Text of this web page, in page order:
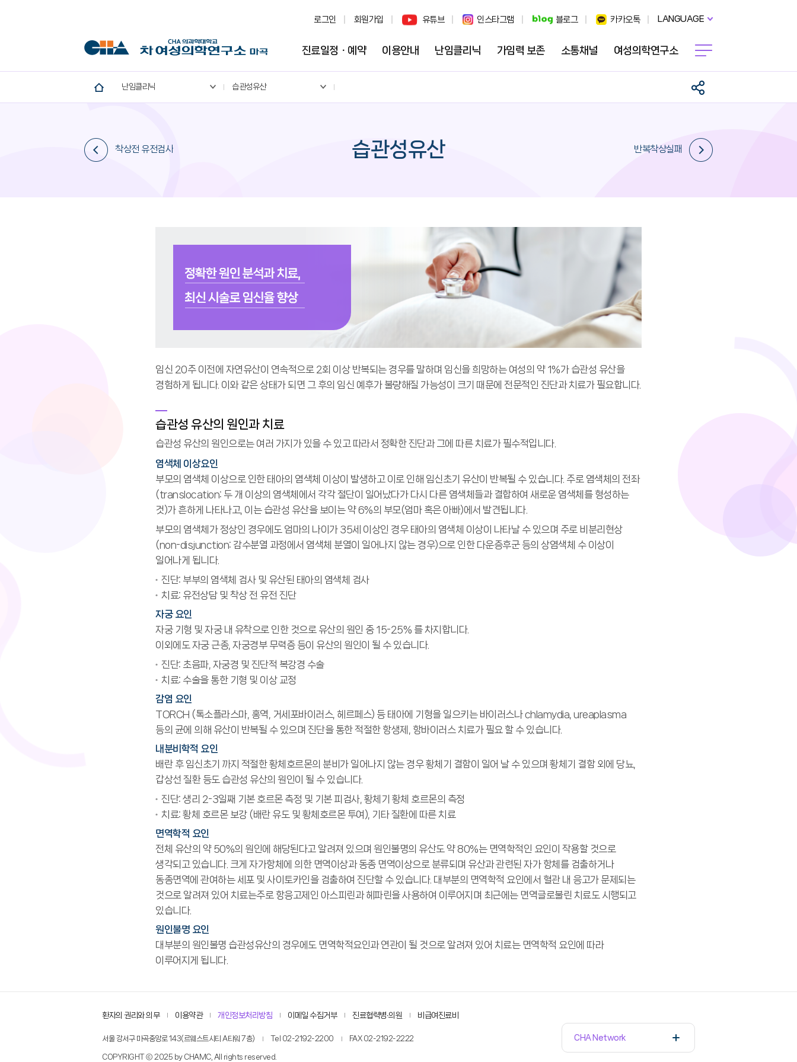
로그인 회원가입 유튜브 인스타그램 블로그 카카오톡 LANGUAGE
진료일정ㆍ예약 이용안내 난임클리닉 가임력 보존 소통채널 여성의학연구소
난임클리닉 습관성유산
착상전 유전검사 습관성유산 반복착상실패
임신 20주 이전에 자연유산이 연속적으로 2회 이상 반복되는 경우를 말하며 임신을 희망하는 여성의 약 1%가 습관성 유산을
경험하게 됩니다. 이와 같은 상태가 되면 그 후의 임신 예후가 불량해질 가능성이 크기 때문에 전문적인 진단과 치료가 필요합니다.
습관성 유산의 원인과 치료
습관성 유산의 원인으로는 여러 가지가 있을 수 있고 따라서 정확한 진단과 그에 따른 치료가 필수적입니다.
염색체 이상요인
부모의 염색체 이상으로 인한 태아의 염색체 이상이 발생하고 이로 인해 임신초기 유산이 반복될 수 있습니다. 주로 염색체의 전좌
(translocation: 두 개 이상의 염색체에서 각각 절단이 일어났다가 다시 다른 염색체들과 결합하여 새로운 염색체를 형성하는
것)가 흔하게 나타나고, 이는 습관성 유산을 보이는 약 6%의 부모(엄마 혹은 아빠)에서 발견됩니다.
부모의 염색체가 정상인 경우에도 엄마의 나이가 35세 이상인 경우 태아의 염색체 이상이 나타날 수 있으며 주로 비분리현상
(non-disjunction: 감수분열 과정에서 염색체 분열이 일어나지 않는 경우)으로 인한 다운증후군 등의 상염색체 수 이상이
일어나게 됩니다.
진단: 부부의 염색체 검사 및 유산된 태아의 염색체 검사
치료: 유전상담 및 착상 전 유전 진단
자궁 요인
자궁 기형 및 자궁 내 유착으로 인한 것으로 유산의 원인 중 15-25% 를 차지합니다.
이외에도 자궁 근종, 자궁경부 무력증 등이 유산의 원인이 될 수 있습니다.
진단: 초음파, 자궁경 및 진단적 복강경 수술
치료: 수술을 통한 기형 및 이상 교정
감염 요인
TORCH (톡소플라스마, 홍역, 거세포바이러스, 헤르페스) 등 태아에 기형을 일으키는 바이러스나 chlamydia, ureaplasma
등의 균에 의해 유산이 반복될 수 있으며 진단을 통한 적절한 항생제, 항바이러스 치료가 필요 할 수 있습니다.
내분비학적 요인
배란 후 임신초기 까지 적절한 황체호르몬의 분비가 일어나지 않는 경우 황체기 결함이 일어 날 수 있으며 황체기 결함 외에 당뇨,
갑상선 질환 등도 습관성 유산의 원인이 될 수 있습니다.
진단: 생리 2-3일째 기본 호르몬 측정 및 기본 피검사, 황체기 황체 호르몬의 측정
치료: 황체 호르몬 보강 (배란 유도 및 황체호르몬 투여), 기타 질환에 따른 치료
면역학적 요인
전체 유산의 약 50%의 원인에 해당된다고 알려져 있으며 원인불명의 유산도 약 80%는 면역학적인 요인이 작용할 것으로
생각되고 있습니다. 크게 자가항체에 의한 면역이상과 동종 면역이상으로 분류되며 유산과 관련된 자가 항체를 검출하거나
동종면역에 관여하는 세포 및 사이토카인을 검출하여 진단할 수 있습니다. 대부분의 면역학적 요인에서 혈관 내 응고가 문제되는
것으로 알려져 있어 치료는주로 항응고제인 아스피린과 헤파린을 사용하여 이루어지며 최근에는 면역글로불린 치료도 시행되고
있습니다.
원인불명 요인
대부분의 원인불명 습관성유산의 경우에도 면역학적요인과 연관이 될 것으로 알려져 있어 치료는 면역학적 요인에 따라
이루어지게 됩니다.
환자의 권리와 의무 이용약관 개인정보처리방침 이메일 수집거부 진료협력병∙의원 비급여진료비
서울 강서구 마곡중앙로 143(르웨스트시티 A타워 7층) Tel 02-2192-2200 FAX 02-2192-2222
COPYRIGHT ⓒ 2025 by CHAMC, All rights reserved.
CHA Network